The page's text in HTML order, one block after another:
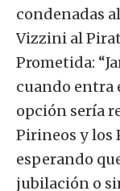
condenadas
Vizzini al
Prometida:
cuando entra
opción sería
Pirineos y los
esperando
jubilación o